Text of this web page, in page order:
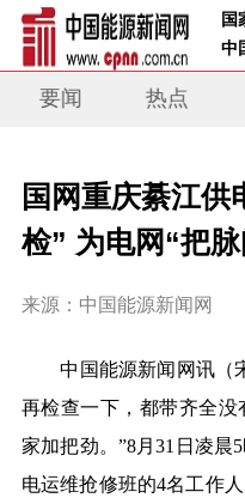
国
中
要闻 热点
国网重庆綦江供
检” 为电网“把
来源：中国能源新闻网
中国能源新闻网讯（
再检查一下，都带齐全
家加把劲。”8月31日凌晨
电运维抢修班的4名工作